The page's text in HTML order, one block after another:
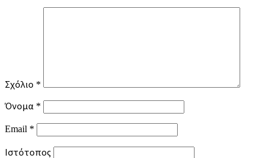
Σχόλιο *
Όνομα *
Email *
Ιστότοπος